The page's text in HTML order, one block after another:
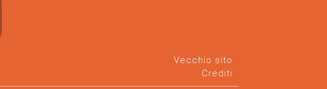
Vecchio sito
Crediti